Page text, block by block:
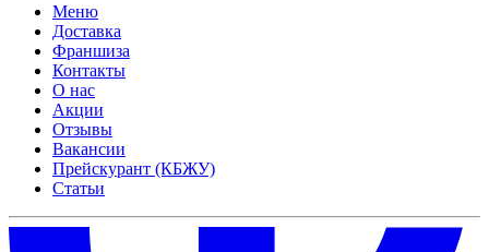
Меню
Доставка
Франшиза
Контакты
О нас
Акции
Отзывы
Вакансии
Прейскурант (КБЖУ)
Статьи